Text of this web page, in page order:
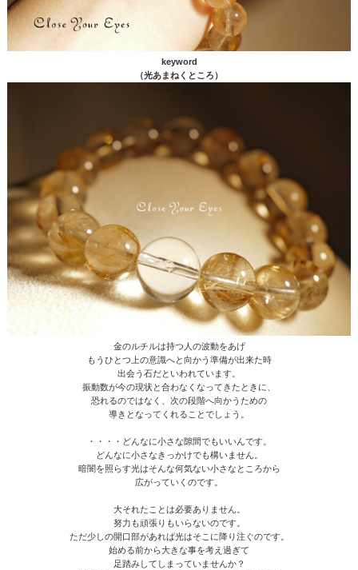
keyword
（光あまねくところ）
金のルチルは持つ人の波動をあげ
もうひとつ上の意識へと向かう準備が出来た時
出会う石だといわれています。
振動数が今の現状と合わなくなってきたときに、
恐れるのではなく、次の段階へ向かうための
導きとなってくれることでしょう。
・・・・どんなに小さな隙間でもいいんです。
どんなに小さなきっかけでも構いません。
暗闇を照らす光はそんな何気ない小さなところから
広がっていくのです。
大それたことは必要ありません。
努力も頑張りもいらないのです。
ただ少しの開口部があれば光はそこに降り注ぐのです。
始める前から大きな事を考え過ぎて
足踏みしてしまっていませんか？